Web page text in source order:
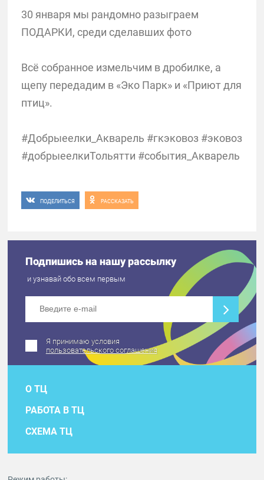
30 января мы рандомно разыграем
ПОДАРКИ, среди сделавших фото
Всё собранное измельчим в дробилке, а
щепу передадим в «Эко Парк» и «Приют для
птиц».
#Добрыеелки_Акварель #гкэковоз #эковоз
#добрыеелкиТольятти #события_Акварель
ПОДЕЛИТЬСЯ РАССКАЗАТЬ
Подпишись на нашу рассылку
и узнавай обо всем первым
Я принимаю условия
пользовательского соглашения
О ТЦ
РАБОТА В ТЦ
СХЕМА ТЦ